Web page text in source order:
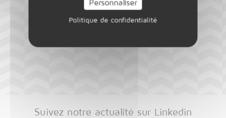
Personnaliser
Politique de confidentialité
Suivez notre actualité sur Linkedin